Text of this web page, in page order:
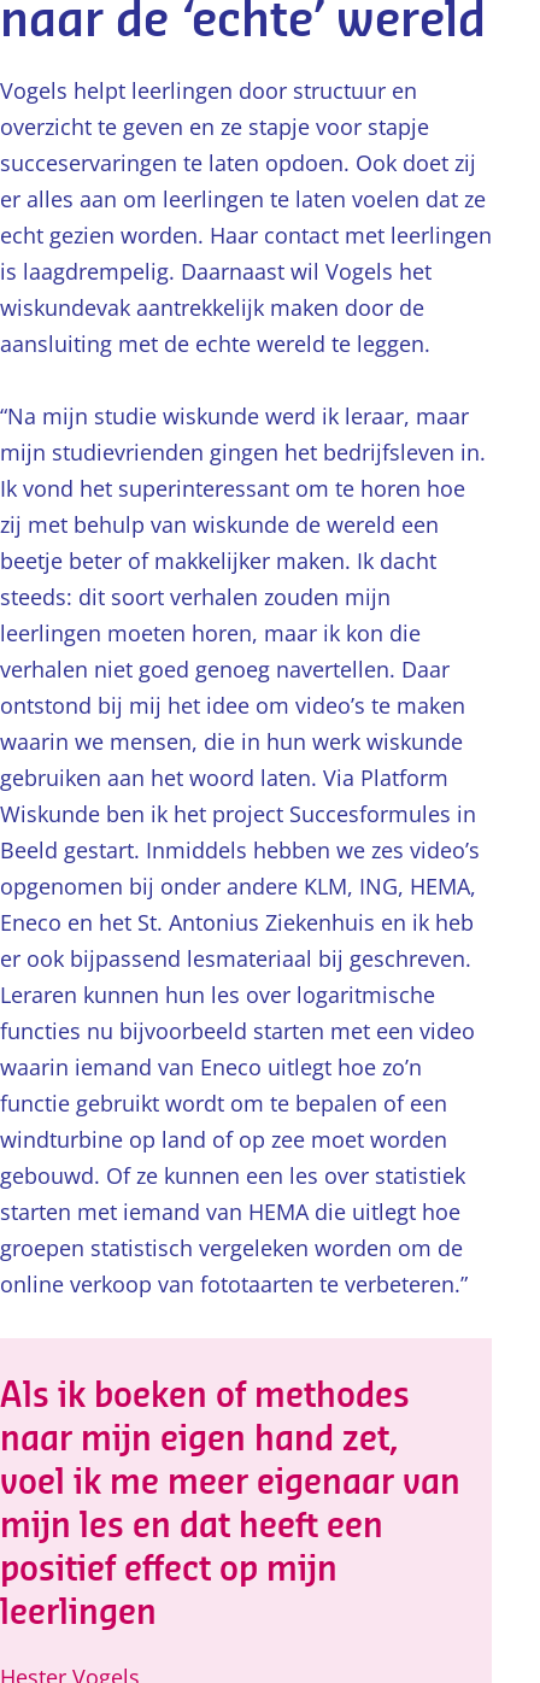
naar de ‘echte’ wereld
Vogels helpt leerlingen door structuur en
overzicht te geven en ze stapje voor stapje
succeservaringen te laten opdoen. Ook doet zij
er alles aan om leerlingen te laten voelen dat ze
echt gezien worden. Haar contact met leerlingen
is laagdrempelig. Daarnaast wil Vogels het
wiskundevak aantrekkelijk maken door de
aansluiting met de echte wereld te leggen.
“Na mijn studie wiskunde werd ik leraar, maar
mijn studievrienden gingen het bedrijfsleven in.
Ik vond het superinteressant om te horen hoe
zij met behulp van wiskunde de wereld een
beetje beter of makkelijker maken. Ik dacht
steeds: dit soort verhalen zouden mijn
leerlingen moeten horen, maar ik kon die
verhalen niet goed genoeg navertellen. Daar
ontstond bij mij het idee om video’s te maken
waarin we mensen, die in hun werk wiskunde
gebruiken aan het woord laten. Via Platform
Wiskunde ben ik het project Succesformules in
Beeld gestart. Inmiddels hebben we zes video’s
opgenomen bij onder andere KLM, ING, HEMA,
Eneco en het St. Antonius Ziekenhuis en ik heb
er ook bijpassend lesmateriaal bij geschreven.
Leraren kunnen hun les over logaritmische
functies nu bijvoorbeeld starten met een video
waarin iemand van Eneco uitlegt hoe zo’n
functie gebruikt wordt om te bepalen of een
windturbine op land of op zee moet worden
gebouwd. Of ze kunnen een les over statistiek
starten met iemand van HEMA die uitlegt hoe
groepen statistisch vergeleken worden om de
online verkoop van fototaarten te verbeteren.”
Als ik boeken of methodes
naar mijn eigen hand zet,
voel ik me meer eigenaar van
mijn les en dat heeft een
positief effect op mijn
leerlingen
Hester Vogels